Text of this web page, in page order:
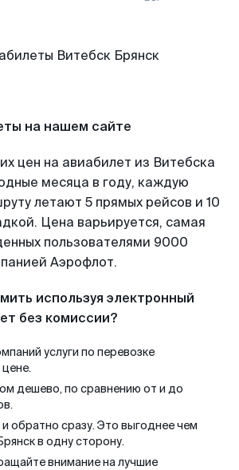
на нашем сайте
цен на авиабилет из Витебска
месяца в году, каждую
летают 5 прямых рейсов и 10
Цена варьируется, самая
пользователями 9000
Аэрофлот.
используя электронный
без комиссии?
услуги по перевозке
дешево, по сравнению от и до
обратно сразу. Это выгоднее чем
в одну сторону.
внимание на лучшие